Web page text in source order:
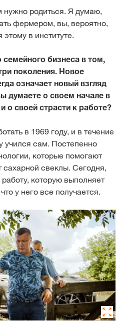
нужно родиться. Я думаю,
фермером, вы, вероятно,
в институте.
бизнеса в том,
поколения. Новое
означает новый взгляд
думаете о своем начале в
о своей страсти к работе?
в 1969 году, и в течение
учился сам. Постепенно
которые помогают
свеклы. Сегодня,
которую выполняет
у него все получается.